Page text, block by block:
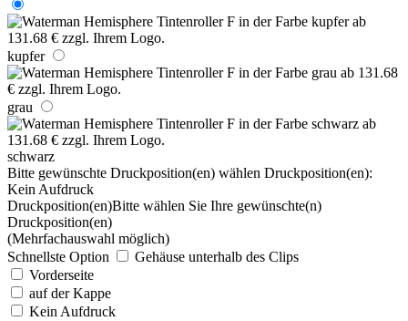
kupfer
grau
schwarz
Bitte gewünschte Druckposition(en) wählen Druckposition(en):
Kein Aufdruck
Druckposition(en)Bitte wählen Sie Ihre gewünschte(n)
Druckposition(en)
(Mehrfachauswahl möglich)
Schnellste Option
Gehäuse unterhalb des Clips
Vorderseite
auf der Kappe
Kein Aufdruck